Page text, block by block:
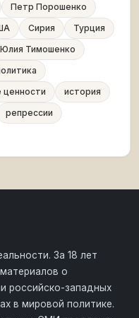
Петр Порошенко
Сирия
Турция
Юлия Тимошенко
ценности
история
репрессии
За 18 лет
о
российско-западных
в мировой политике.